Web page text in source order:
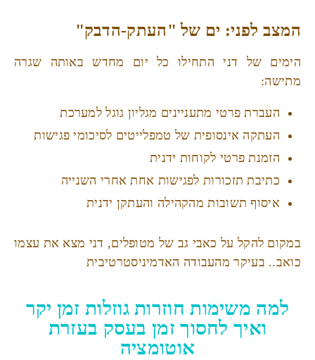
המצב לפני: ים של "העתק-הדבק"
הימים של דני התחילו כל יום מחדש באותה שגרה
מתישה:
העברת פרטי מתעניינים מגליון גוגל למערכת
העתקה אינסופית של טמפלייטים לסיכומי פגישות
הזמנת פרטי לקוחות ידנית
כתיבת תזכורות לפגישות אחת אחרי השנייה
איסוף תשובות מהקהילה והעתקן ידנית
במקום להקל על כאבי גב של מטופלים, דני מצא את עצמו
כואב.. בעיקר מהעבודה האדמיניסטרטיבית
למה משימות חוזרות גוזלות זמן יקר
ואיך לחסוך זמן בעסק בעזרת
אוטומציה